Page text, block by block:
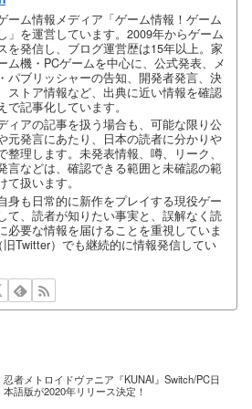
ーム情報メディア「ゲーム情報！ゲーム
」を運営しています。2009年からゲーム
を発信し、ブログ運営歴は15年以上。家
ム機・PCゲームを中心に、公式発表、メ
パブリッシャーの告知、開発者発言、決
ストア情報など、出典に近い情報を確認
で記事化しています。
ィアの記事を扱う場合も、可能な限り公
元発言にあたり、日本の読者に分かりや
整理します。未発表情報、噂、リーク、
言などは、確認できる範囲と未確認の範
て扱います。
身も日常的に新作をプレイする現役ゲー
て、読者が知りたい事実と、誤解なく読
必要な情報を届けることを重視していま
旧Twitter）でも継続的に情報発信してい
忍者メトロイドヴァニア『KUNAI』Switch/PC日
本語版が2020年リリース決定！